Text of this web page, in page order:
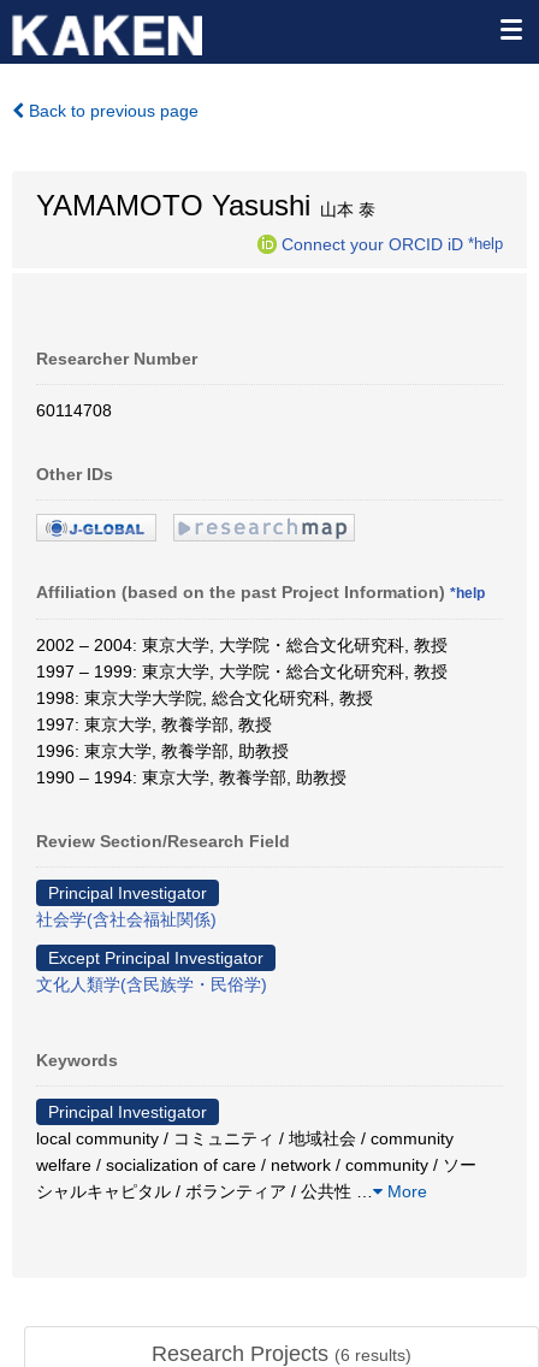
Back to previous page
YAMAMOTO Yasushi 山本 泰
Connect your ORCID iD *help
Researcher Number
60114708
Other IDs
Affiliation (based on the past Project Information) *help
2002 – 2004: 東京大学, 大学院・総合文化研究科, 教授
1997 – 1999: 東京大学, 大学院・総合文化研究科, 教授
1998: 東京大学大学院, 総合文化研究科, 教授
1997: 東京大学, 教養学部, 教授
1996: 東京大学, 教養学部, 助教授
1990 – 1994: 東京大学, 教養学部, 助教授
Review Section/Research Field
Principal Investigator
社会学(含社会福祉関係)
Except Principal Investigator
文化人類学(含民族学・民俗学)
Keywords
Principal Investigator
local community / コミュニティ / 地域社会 / community
welfare / socialization of care / network / community / ソー
シャルキャピタル / ボランティア / 公共性
More
Research Projects (6 results)